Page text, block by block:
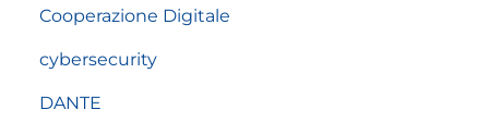
Cooperazione Digitale
cybersecurity
DANTE